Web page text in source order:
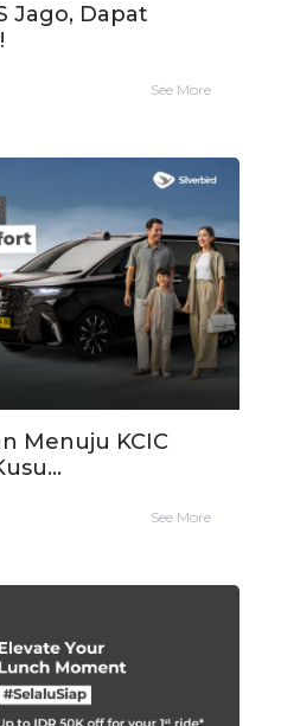
Jago, Dapat
See More
Menuju KCIC
See More